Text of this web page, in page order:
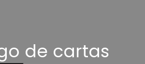
de cartas